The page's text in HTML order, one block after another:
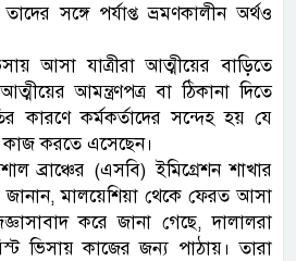
সঙ্গে পর্যাপ্ত ভ্রমণকালীন অর্থও
আসা যাত্রীরা আত্মীয়ের বাড়িতে
আমন্ত্রণপত্র বা ঠিকানা দিতে
কারণে কর্মকর্তাদের সন্দেহ হয় যে
কাজ করতে এসেছেন।
ব্রাঞ্চের (এসবি) ইমিগ্রেশন শাখার
জানান, মালয়েশিয়া থেকে ফেরত আসা
করে জানা গেছে, দালালরা
ভিসায় কাজের জন্য পাঠায়। তারা